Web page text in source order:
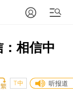
相信中
听报道
T中